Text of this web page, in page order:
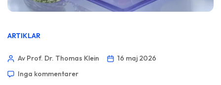
ARTIKLAR
Av Prof. Dr. Thomas Klein
16 maj 2026
Inga kommentarer